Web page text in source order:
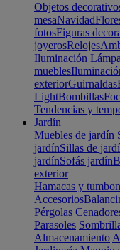
Objetos
mesaNavidad
fotosFiguras
joyerosRelojes
Iluminación
muebles
exteriorGuirnaldas
LightBombillas
Tendencias y
Jardín
Muebles de jardín
jardínSillas de
jardínSofás jardín
exterior
Hamacas y
Accesorios
Pérgolas
Parasoles
Almacenamiento